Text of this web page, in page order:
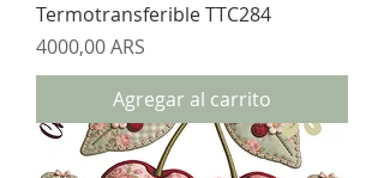
Termotransferible TTC284
Precio
4000,00 ARS
Agregar al carrito